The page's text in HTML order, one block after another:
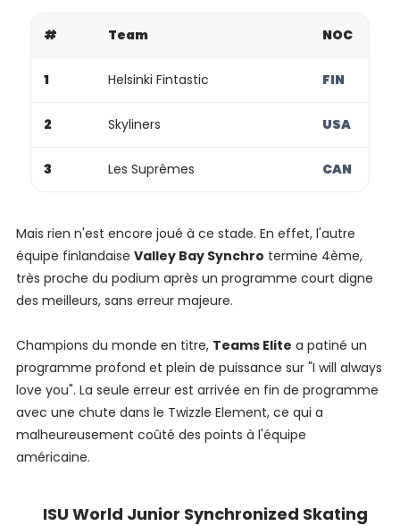
# Team NOC
1 Helsinki Fintastic FIN
2 Skyliners USA
3 Les Suprêmes CAN
Mais rien n'est encore joué à ce stade. En effet, l'autre
équipe finlandaise Valley Bay Synchro termine 4ème,
très proche du podium après un programme court digne
des meilleurs, sans erreur majeure.
Champions du monde en titre, Teams Elite a patiné un
programme profond et plein de puissance sur "I will always
love you". La seule erreur est arrivée en fin de programme
avec une chute dans le Twizzle Element, ce qui a
malheureusement coûté des points à l'équipe
américaine.
ISU World Junior Synchronized Skating